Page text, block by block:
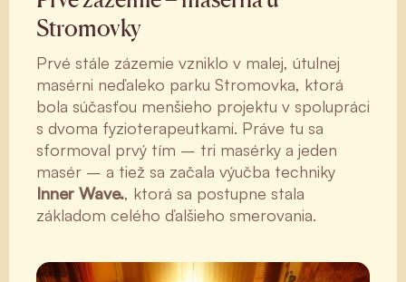
Stromovky
Prvé stále zázemie vzniklo v malej, útulnej
masérni neďaleko parku Stromovka, ktorá
bola súčasťou menšieho projektu v spolupráci
s dvoma fyzioterapeutkami. Práve tu sa
sformoval prvý tím – tri masérky a jeden
masér – a tiež sa začala výučba techniky
Inner Wave., ktorá sa postupne stala
základom celého ďalšieho smerovania.